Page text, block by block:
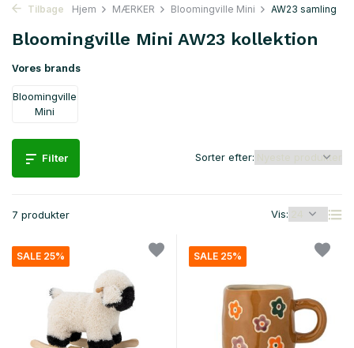
Tilbage Hjem MÆRKER Bloomingville Mini AW23 samling
Bloomingville Mini AW23 kollektion
Vores brands
Bloomingville
Mini
Filter
7 produkter Vis:
Sorter efter:
SALE 25% SALE 25%